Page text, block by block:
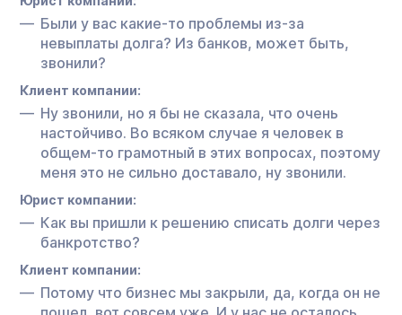
Были у вас какие-то проблемы из-за
невыплаты долга? Из банков, может быть,
звонили?
Клиент компании:
Ну звонили, но я бы не сказала, что очень
настойчиво. Во всяком случае я человек в
общем-то грамотный в этих вопросах, поэтому
меня это не сильно доставало, ну звонили.
Юрист компании:
Как вы пришли к решению списать долги через
банкротство?
Клиент компании:
Потому что бизнес мы закрыли, да, когда он не